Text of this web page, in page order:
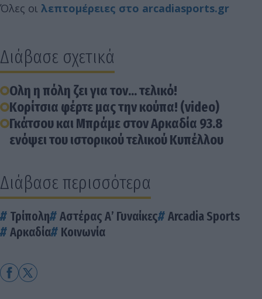
Όλες οι λεπτομέρειες στο arcadiasports.gr
Διάβασε σχετικά
Ολη η πόλη ζει για τον... τελικό!
Κορίτσια φέρτε μας την κούπα! (video)
Γκάτσου και Μπράμε στον Αρκαδία 93.8
ενόψει του ιστορικού τελικού Κυπέλλου
Διάβασε περισσότερα
Τρίπολη Αστέρας Α’ Γυναίκες
Arcadia Sports
Αρκαδία
Κοινωνία